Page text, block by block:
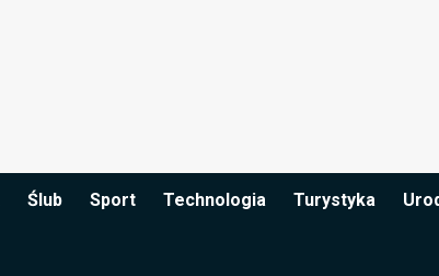
Ślub Sport Technologia Turystyka